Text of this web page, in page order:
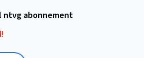
ntvg abonnement